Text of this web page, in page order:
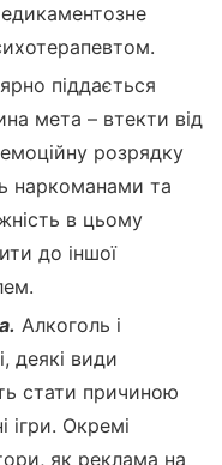
піддається
мета – втекти від
розрядку
наркоманами та
в цьому
до іншої
Алкоголь і
деякі види
стати причиною
ігри. Окремі
як реклама на